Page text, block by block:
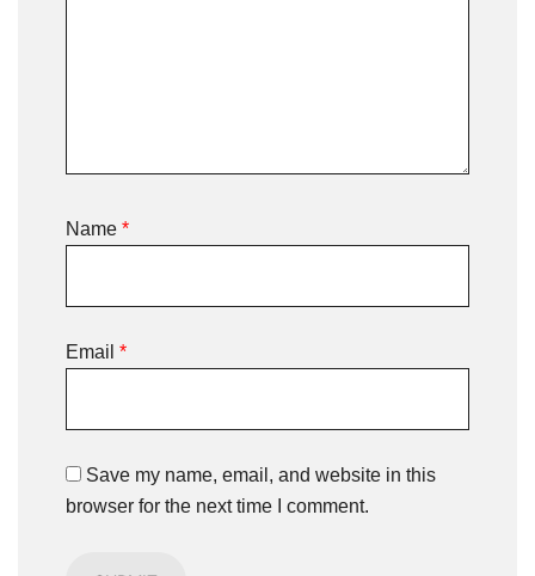
Name *
Email *
Save my name, email, and website in this
browser for the next time I comment.